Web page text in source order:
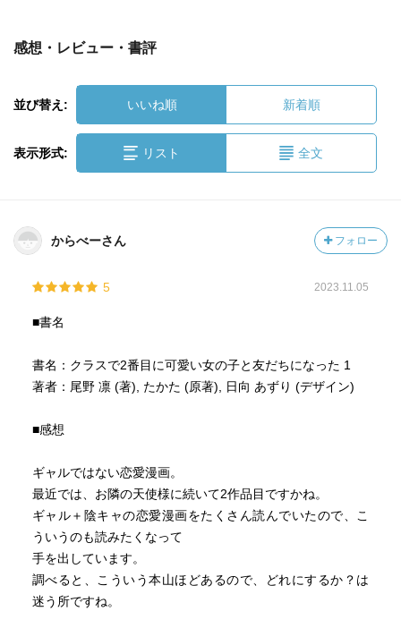
感想・レビュー・書評
並び替え: いいね順 新着順
表示形式: リスト 全文
からべーさん フォロー
5 2023.11.05
■書名
書名：クラスで2番目に可愛い女の子と友だちになった 1
著者：尾野 凛 (著), たかた (原著), 日向 あずり (デザイン)
■感想
ギャルではない恋愛漫画。
最近では、お隣の天使様に続いて2作品目ですかね。
ギャル＋陰キャの恋愛漫画をたくさん読んでいたので、こ
ういうのも読みたくなって
手を出しています。
調べると、こういう本山ほどあるので、どれにするか？は
迷う所ですね。